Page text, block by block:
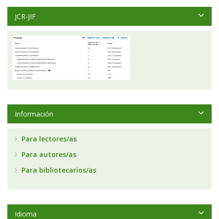
JCR-JIF
Información
Para lectores/as
Para autores/as
Para bibliotecarios/as
Idioma